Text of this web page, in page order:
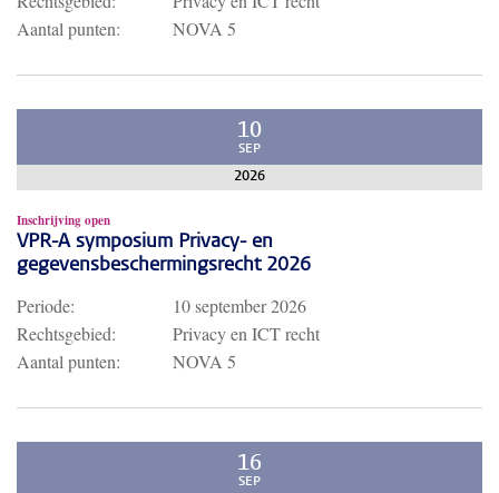
Aantal punten:
NOVA 5
10
SEP
2026
Inschrijving open
VPR-A symposium Privacy- en
gegevensbeschermingsrecht 2026
Periode:
10 september 2026
Rechtsgebied:
Privacy en ICT recht
Aantal punten:
NOVA 5
16
SEP